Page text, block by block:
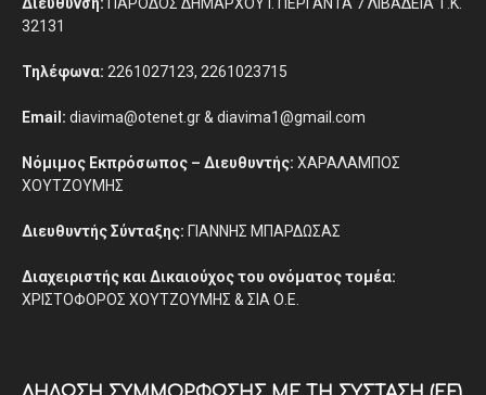
32131
Τηλέφωνα: 2261027123, 2261023715
Email: diavima@otenet.gr & diavima1@gmail.com
Νόμιμος Εκπρόσωπος – Διευθυντής: ΧΑΡΑΛΑΜΠΟΣ
ΧΟΥΤΖΟΥΜΗΣ
Διευθυντής Σύνταξης: ΓΙΑΝΝΗΣ ΜΠΑΡΔΩΣΑΣ
Διαχειριστής και Δικαιούχος του ονόματος τομέα:
ΧΡΙΣΤΟΦΟΡΟΣ ΧΟΥΤΖΟΥΜΗΣ & ΣΙΑ Ο.Ε.